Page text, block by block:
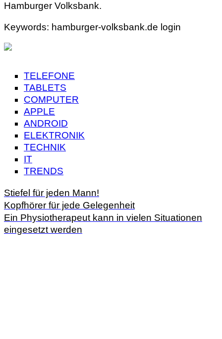
Hamburger Volksbank.
Keywords: hamburger-volksbank.de login
TELEFONE
TABLETS
COMPUTER
APPLE
ANDROID
ELEKTRONIK
TECHNIK
IT
TRENDS
Stiefel für jeden Mann!
Kopfhörer für jede Gelegenheit
Ein Physiotherapeut kann in vielen Situationen
eingesetzt werden